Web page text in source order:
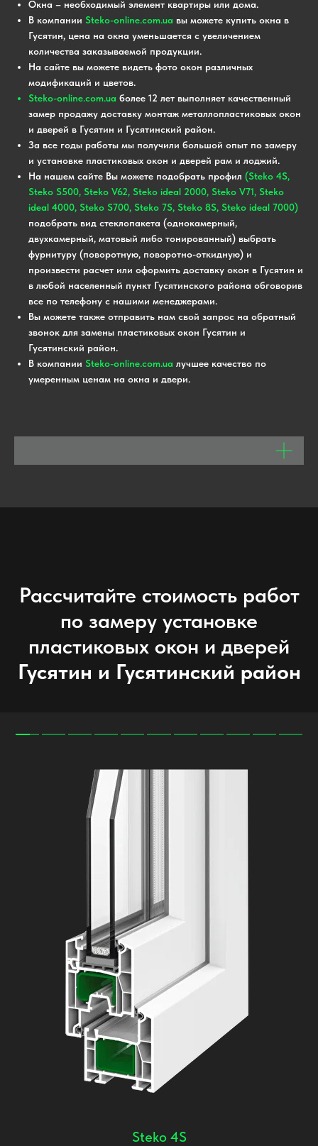
Окна – необходимый элемент квартиры или дома.
В компании Steko-online.com.ua вы можете купить окна в
Гусятин, цена на окна уменьшается с увеличением
количества заказываемой продукции.
На сайте вы можете видеть фото окон различных
модификаций и цветов.
Steko-online.com.ua более 12 лет выполняет качественный
замер продажу доставку монтаж металлопластиковых окон
и дверей в Гусятин и Гусятинский район.
За все годы работы мы получили большой опыт по замеру
и установке пластиковых окон и дверей рам и лоджий.
На нашем сайте Вы можете подобрать профил (Steko 4S,
Steko S500, Steko V62, Steko ideal 2000, Steko V71, Steko
ideal 4000, Steko S700, Steko 7S, Steko 8S, Steko ideal 7000)
подобрать вид стеклопакета (однокамерный,
двухкамерный, матовый либо тонированный) выбрать
фурнитуру (поворотную, поворотно-откидную) и
произвести расчет или оформить доставку окон в Гусятин и
в любой населенный пункт Гусятинского района обговорив
все по телефону с нашими менеджерами.
Вы можете также отправить нам свой запрос на обратный
звонок для замены пластиковых окон Гусятин и
Гусятинский район.
В компании Steko-online.com.ua лучшее качество по
умеренным ценам на окна и двери.
Рассчитайте стоимость работ
по замеру установке
пластиковых окон и дверей
Гусятин и Гусятинский район
Steko 4S